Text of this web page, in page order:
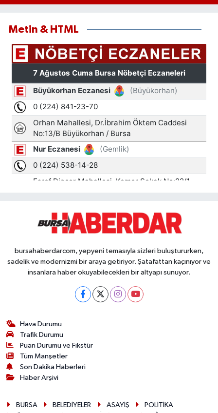
Metin & HTML
bursahaberdarcom, yepyeni temasıyla sizleri buluştururken,
sadelik ve modernizmi bir araya getiriyor. Şatafattan kaçınıyor ve
insanlara haber okuyabilecekleri bir altyapı sunuyor.
Hava Durumu
Trafik Durumu
Puan Durumu ve Fikstür
Tüm Manşetler
Son Dakika Haberleri
Haber Arşivi
BURSA BELEDİYELER ASAYİŞ
POLİTİKA